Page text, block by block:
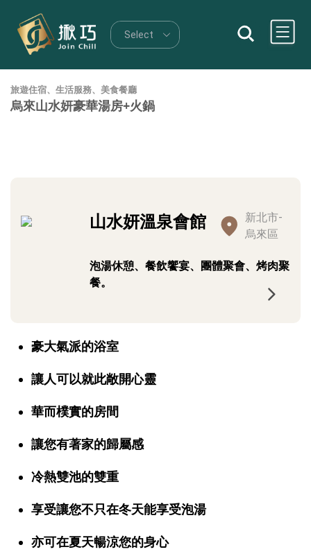
旅遊住宿、生活服務、美食餐廳
烏來山水妍豪華湯房+火鍋
山水妍溫泉會館
新北市-
烏來區
泡湯休憩、餐飲饗宴、團體聚會、烤肉聚
餐。
豪大氣派的浴室
讓人可以就此敞開心靈
華而樸實的房間
讓您有著家的歸屬感
冷熱雙池的雙重
享受讓您不只在冬天能享受泡湯
亦可在夏天暢涼您的身心